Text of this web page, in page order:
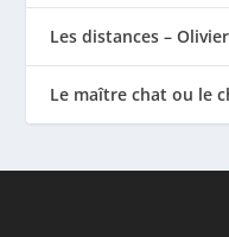
Les distances –
Le maître chat ou le